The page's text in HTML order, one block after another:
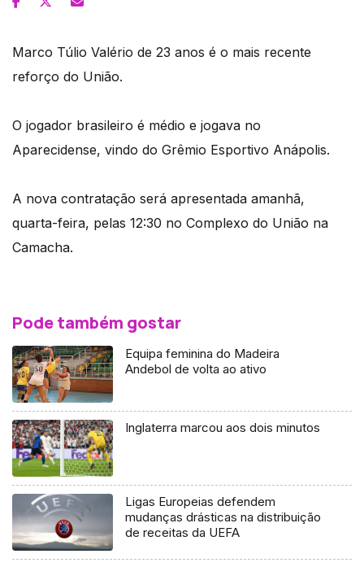
Marco Túlio Valério de 23 anos é o mais recente
reforço do União.
O jogador brasileiro é médio e jogava no
Aparecidense, vindo do Grêmio Esportivo Anápolis.
A nova contratação será apresentada amanhã,
quarta-feira, pelas 12:30 no Complexo do União na
Camacha.
Pode também gostar
Equipa feminina do Madeira
Andebol de volta ao ativo
Inglaterra marcou aos dois minutos
Ligas Europeias defendem
mudanças drásticas na distribuição
de receitas da UEFA